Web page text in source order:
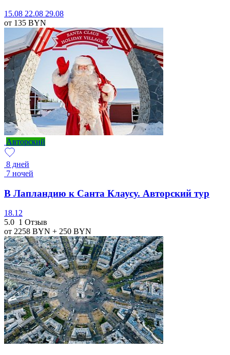
15.08 22.08 29.08
от 135 BYN
Авторский
8 дней
7 ночей
В Лапландию к Санта Клаусу. Авторский тур
18.12
5.0 1 Отзыв
от 2258 BYN + 250 BYN